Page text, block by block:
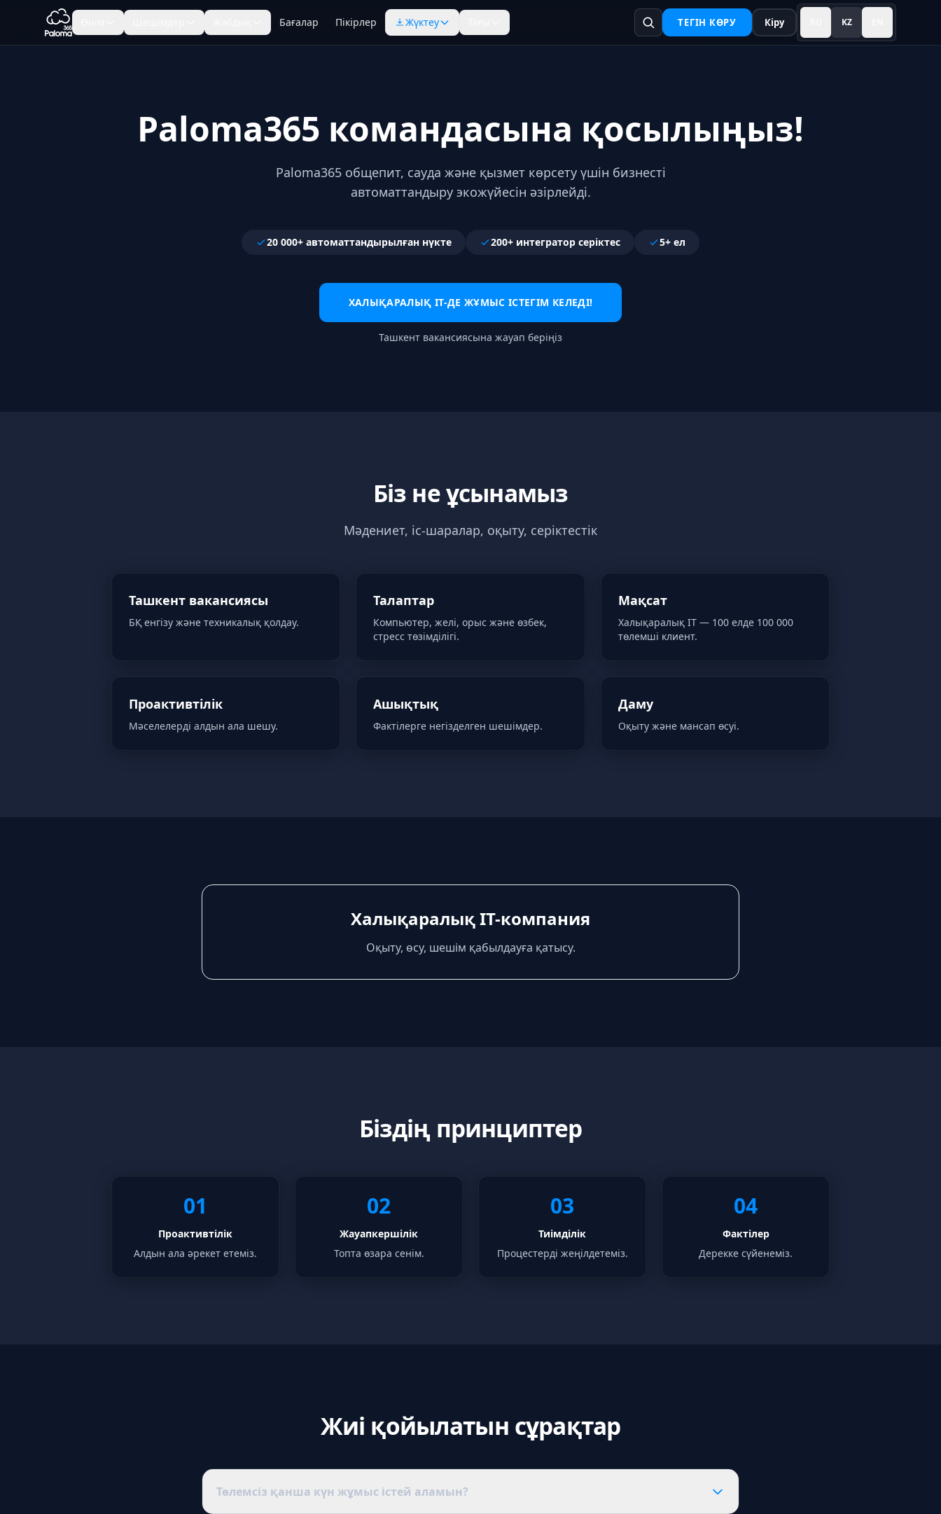
Бағалар Пікірлер Жүктеу ТЕГІН КӨРУ Кіру KZ
Paloma365 командасына қосылыңыз!
Paloma365 общепит, сауда және қызмет көрсету үшін бизнесті
автоматтандыру экожүйесін әзірлейді.
20 000+ автоматтандырылған нүкте 200+ интегратор серіктес 5+ ел
ХАЛЫҚАРАЛЫҚ IT-ДЕ ЖҰМЫС ІСТЕГІМ КЕЛЕДІ!
Ташкент вакансиясына жауап беріңіз
Біз не ұсынамыз
Мәдениет, іс-шаралар, оқыту, серіктестік
Ташкент вакансиясы
БҚ енгізу және техникалық қолдау.
Талаптар
Компьютер, желі, орыс және өзбек,
стресс төзімділігі.
Мақсат
Халықаралық IT — 100 елде 100 000
төлемші клиент.
Проактивтілік
Мәселелерді алдын ала шешу.
Ашықтық
Фактілерге негізделген шешімдер.
Даму
Оқыту және мансап өсуі.
Халықаралық IT-компания
Оқыту, өсу, шешім қабылдауға қатысу.
Біздің принциптер
01
Проактивтілік
Алдын ала әрекет етеміз.
02
Жауапкершілік
Топта өзара сенім.
03
Тиімділік
Процестерді жеңілдетеміз.
04
Фактілер
Дерекке сүйенеміз.
Жиі қойылатын сұрақтар
Төлемсіз қанша күн жұмыс істей аламын?